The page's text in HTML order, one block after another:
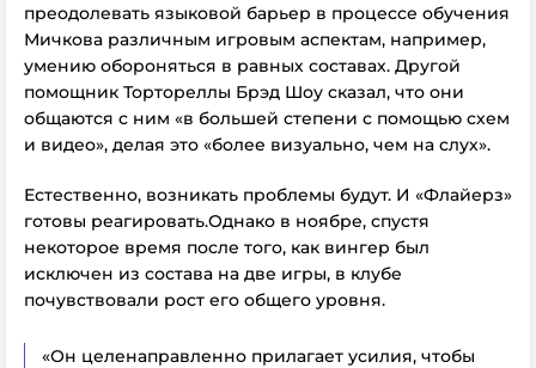
преодолевать языковой барьер в процессе обучения
Мичкова различным игровым аспектам, например,
умению обороняться в равных составах. Другой
помощник Тортореллы Брэд Шоу сказал, что они
общаются с ним «в большей степени с помощью схем
и видео», делая это «более визуально, чем на слух».
Естественно, возникать проблемы будут. И «Флайерз»
готовы реагировать.Однако в ноябре, спустя
некоторое время после того, как вингер был
исключен из состава на две игры, в клубе
почувствовали рост его общего уровня.
«Он целенаправленно прилагает усилия, чтобы